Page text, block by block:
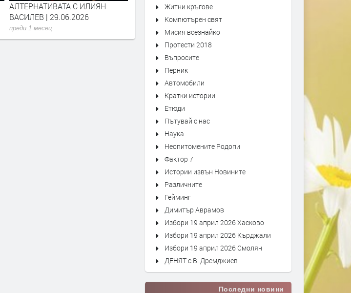
АЛТЕРНАТИВАТА С ИЛИЯН
ВАСИЛЕВ | 29.06.2026
преди 1 месец
АЛТЕРНАТИВАТА С ИЛИЯН
ВАСИЛЕВ | 10.07.2026
преди 3 седмици
Житни кръгове
Компютърен свят
Мисия всезнайко
Протести 2018
Въпросите
Перник
Автомобили
Кратки истории
Етюди
Пътувай с нас
Наука
Неопитомените Родопи
Фактор 7
Истории извън Новините
Различните
Гейминг
Димитър Аврамов
Избори 19 април 2026 Хасково
Избори 19 април 2026 Кърджали
Избори 19 април 2026 Смолян
ДЕНЯТ с В. Дремджиев
Последни новини